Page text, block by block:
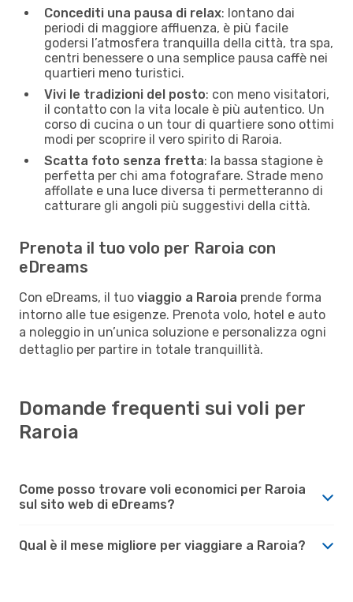
Concediti una pausa di relax: lontano dai
periodi di maggiore affluenza, è più facile
godersi l’atmosfera tranquilla della città, tra spa,
centri benessere o una semplice pausa caffè nei
quartieri meno turistici.
Vivi le tradizioni del posto: con meno visitatori,
il contatto con la vita locale è più autentico. Un
corso di cucina o un tour di quartiere sono ottimi
modi per scoprire il vero spirito di Raroia.
Scatta foto senza fretta: la bassa stagione è
perfetta per chi ama fotografare. Strade meno
affollate e una luce diversa ti permetteranno di
catturare gli angoli più suggestivi della città.
Prenota il tuo volo per Raroia con
eDreams
Con eDreams, il tuo viaggio a Raroia prende forma
intorno alle tue esigenze. Prenota volo, hotel e auto
a noleggio in un’unica soluzione e personalizza ogni
dettaglio per partire in totale tranquillità.
Domande frequenti sui voli per
Raroia
Come posso trovare voli economici per Raroia
sul sito web di eDreams?
Qual è il mese migliore per viaggiare a Raroia?